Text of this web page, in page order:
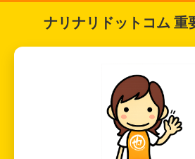
ナリナリドットコム 重